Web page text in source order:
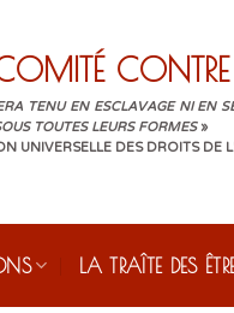
TENU EN ESCLAVAGE NI EN
TOUTES LEURS FORMES »
UNIVERSELLE DES DROITS DE
LA TRAÎTE DES